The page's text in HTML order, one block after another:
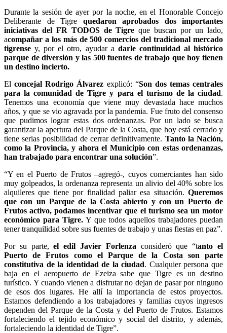
Durante la sesión de ayer por la noche, en el Honorable Concejo
Deliberante de Tigre quedaron aprobados dos importantes
iniciativas del FR TODOS de Tigre que buscan por un lado,
acompañar a los más de 500 comercios del tradicional mercado
tigrense y, por el otro, ayudar a darle continuidad al histórico
parque de diversión y las 500 fuentes de trabajo que hoy tienen
un destino incierto.
Elconcejal Rodrigo Álvarez explicó: “Son dos temas centrales
para la comunidad de Tigre y para el turismo de la ciudad.
Tenemos una economía que viene muy devastada hace muchos
años, y que se vio agravada por la pandemia. Fue fruto del consenso
que pudimos lograr estas dos ordenanzas. Por un lado se busca
garantizar la apertura del Parque de la Costa, que hoy está cerrado y
tiene serias posibilidad de cerrar definitivamente. Tanto la Nación,
como la Provincia, y ahora el Municipio con estas ordenanzas,
han trabajado para encontrar una solución”.
“Y en el Puerto de Frutos –agregó-, cuyos comerciantes han sido
muy golpeados, la ordenanza representa un alivio del 40% sobre los
alquileres que tiene por finalidad paliar esa situación. Queremos
que con un Parque de la Costa abierto y con un Puerto de
Frutos activo, podamos incentivar que el turismo sea un motor
económico para Tigre.Y que todos aquellos trabajadores puedan
tener tranquilidad sobre sus fuentes de trabajo y unas fiestas en paz”.
Por su parte, el edil Javier Forlenza consideró que “tanto el
Puerto de Frutos como el Parque de la Costa son parte
constitutiva de la identidad de la ciudad. Cualquier persona que
baja en el aeropuerto de Ezeiza sabe que Tigre es un destino
turístico. Y cuando vienen a disfrutar no dejan de pasar por ninguno
de esos dos lugares. He allí la importancia de estos proyectos.
Estamos defendiendo a los trabajadores y familias cuyos ingresos
dependen del Parque de la Costa y del Puerto de Frutos. Estamos
fortaleciendo el tejido económico y social del distrito, y además,
fortaleciendo la identidad de Tigre”.